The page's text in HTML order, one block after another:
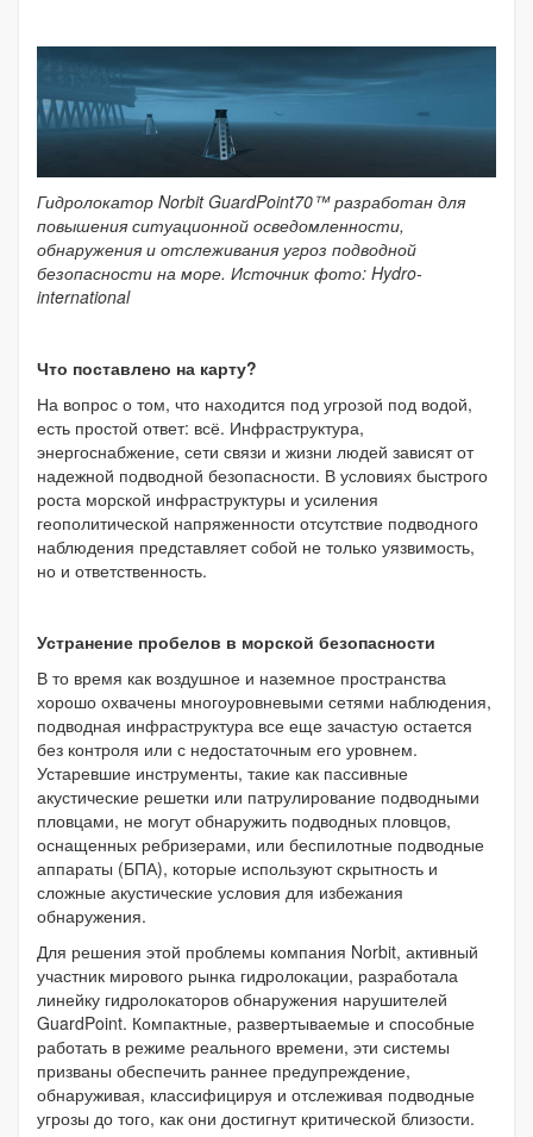
Гидролокатор Norbit GuardPoint70™ разработан для
повышения ситуационной осведомленности,
обнаружения и отслеживания угроз подводной
безопасности на море. Источник фото: Hydro-
international
Что поставлено на карту?
На вопрос о том, что находится под угрозой под водой,
есть простой ответ: всё. Инфраструктура,
энергоснабжение, сети связи и жизни людей зависят от
надежной подводной безопасности. В условиях быстрого
роста морской инфраструктуры и усиления
геополитической напряженности отсутствие подводного
наблюдения представляет собой не только уязвимость,
но и ответственность.
Устранение пробелов в морской безопасности
В то время как воздушное и наземное пространства
хорошо охвачены многоуровневыми сетями наблюдения,
подводная инфраструктура все еще зачастую остается
без контроля или с недостаточным его уровнем.
Устаревшие инструменты, такие как пассивные
акустические решетки или патрулирование подводными
пловцами, не могут обнаружить подводных пловцов,
оснащенных ребризерами, или беспилотные подводные
аппараты (БПА), которые используют скрытность и
сложные акустические условия для избежания
обнаружения.
Для решения этой проблемы компания Norbit, активный
участник мирового рынка гидролокации, разработала
линейку гидролокаторов обнаружения нарушителей
GuardPoint. Компактные, развертываемые и способные
работать в режиме реального времени, эти системы
призваны обеспечить раннее предупреждение,
обнаруживая, классифицируя и отслеживая подводные
угрозы до того, как они достигнут критической близости.